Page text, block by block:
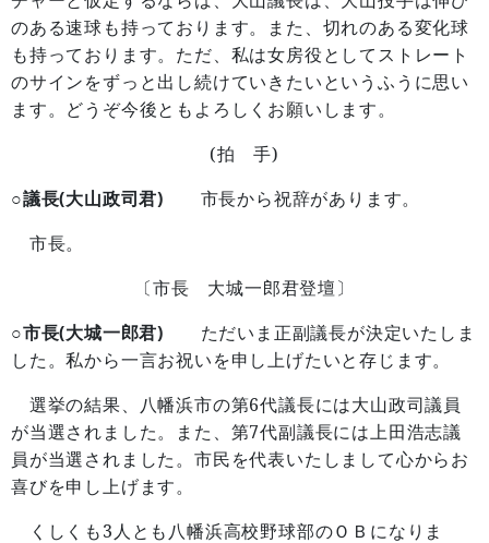
のある速球も持っております。また、切れのある変化球
も持っております。ただ、私は女房役としてストレート
のサインをずっと出し続けていきたいというふうに思い
ます。どうぞ今後ともよろしくお願いします。
(拍 手)
○議長(大山政司君) 市長から祝辞があります。
市長。
〔市長 大城一郎君登壇〕
○市長(大城一郎君) ただいま正副議長が決定いたしま
した。私から一言お祝いを申し上げたいと存じます。
選挙の結果、八幡浜市の第6代議長には大山政司議員
が当選されました。また、第7代副議長には上田浩志議
員が当選されました。市民を代表いたしまして心からお
喜びを申し上げます。
くしくも 3 人とも八幡浜高校野球部のＯＢになりま